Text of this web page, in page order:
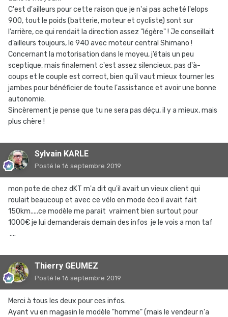
C'est d'ailleurs pour cette raison que je n'ai pas acheté l'elops
900, tout le poids (batterie, moteur et cycliste) sont sur
l’arrière, ce qui rendait la direction assez "légère" ! Je conseillait
d’ailleurs toujours, le 940 avec moteur central Shimano !
Concernant la motorisation dans le moyeu, j’étais un peu
sceptique, mais finalement c'est assez silencieux, pas d'à-
coups et le couple est correct, bien qu'il vaut mieux tourner les
jambes pour bénéficier de toute l'assistance et avoir une bonne
autonomie.
Sincèrement je pense que tu ne sera pas déçu, il y a mieux, mais
plus chère !
Sylvain KARLE
Posté le 16 septembre 2019
mon pote de chez dKT m'a dit qu'il avait un vieux client qui
roulait beaucoup et avec ce vélo en mode éco il avait fait
150km.....ce modèle me parait vraiment bien surtout pour
1000€ je lui demanderais demain des infos je le vois a mon taf
....
Thierry GEUMEZ
Posté le 16 septembre 2019
Merci à tous les deux pour ces infos.
Ayant vu en magasin le modèle "homme" (mais le vendeur n'a